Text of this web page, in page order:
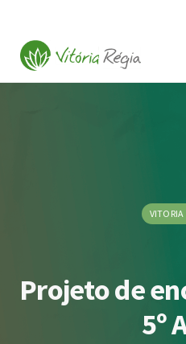
VITORIA
Projeto de
5º